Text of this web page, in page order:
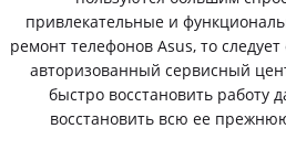
привлекательные и
ремонт телефонов Asus, то
авторизованный сервисный
быстро восстановить работу
восстановить всю ее